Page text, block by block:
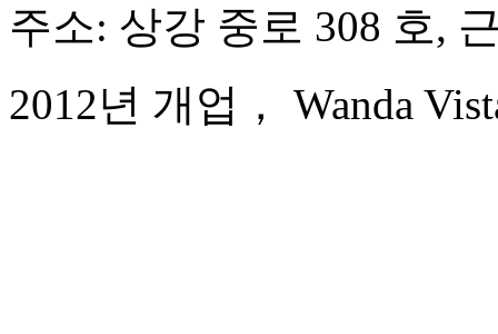
주소: 상강 중로 308 호,
2012년 개업， Wanda